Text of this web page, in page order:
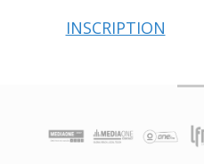
INSCRIPTION